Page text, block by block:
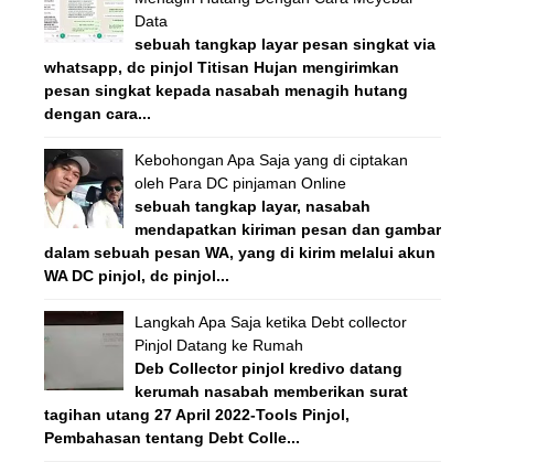
Data
sebuah tangkap layar pesan singkat via
whatsapp, dc pinjol Titisan Hujan mengirimkan
pesan singkat kepada nasabah menagih hutang
dengan cara...
Kebohongan Apa Saja yang di ciptakan
oleh Para DC pinjaman Online
sebuah tangkap layar, nasabah
mendapatkan kiriman pesan dan gambar
dalam sebuah pesan WA, yang di kirim melalui akun
WA DC pinjol, dc pinjol...
Langkah Apa Saja ketika Debt collector
Pinjol Datang ke Rumah
Deb Collector pinjol kredivo datang
kerumah nasabah memberikan surat
tagihan utang 27 April 2022-Tools Pinjol,
Pembahasan tentang Debt Colle...